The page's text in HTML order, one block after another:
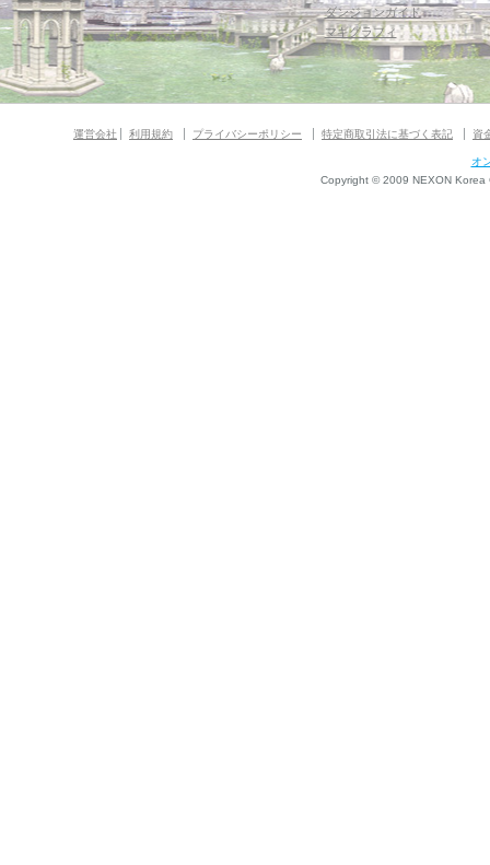
ダンジョンガイド
マギグラフィ
運営会社 利用規約 プライバシーポリシー 特定商取引法に基づく表記 資
オ
Copyright © 2009 NEXON Korea